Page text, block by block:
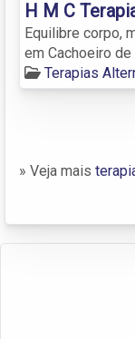
H M C
Equilibre corpo,
em Cachoeiro
Terapias
» Veja mais